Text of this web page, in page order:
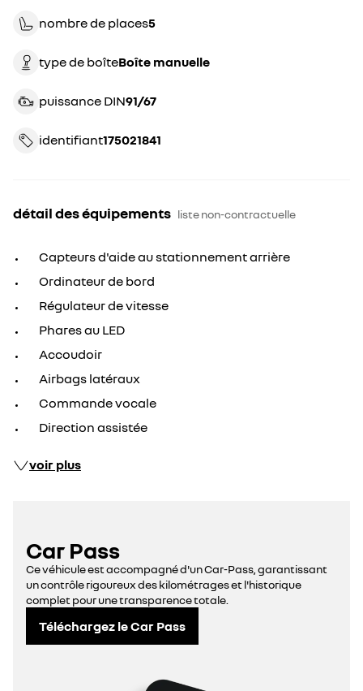
nombre de places5
type de boîte boîte manuelle
puissance DIN 91/67
identifiant 175021841
détail des équipements liste non-contractuelle
Capteurs d'aide au stationnement arrière
Ordinateur de bord
Régulateur de vitesse
Phares au LED
Accoudoir
Airbags latéraux
Commande vocale
Direction assistée
voir plus
Car Pass
Ce véhicule est accompagné d'un Car-Pass, garantissant
un contrôle rigoureux des kilométrages et l'historique
complet pour une transparence totale.
Téléchargez le Car Pass